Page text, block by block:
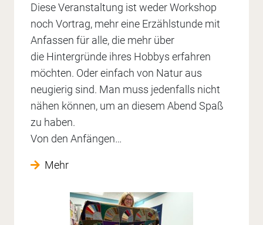
Diese Veranstaltung ist weder Workshop
noch Vortrag, mehr eine Erzählstunde mit
Anfassen für alle, die mehr über
die Hintergründe ihres Hobbys erfahren
möchten. Oder einfach von Natur aus
neugierig sind. Man muss jedenfalls nicht
nähen können, um an diesem Abend Spaß
zu haben.
Von den Anfängen…
Mehr